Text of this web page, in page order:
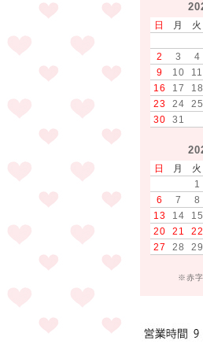
日 月 火
2
3 4
9
10 11
16
17 18
23
24 25
30
31
日 月 火
1
6
7 8
13
14 15
20
21 22
27
28 29
※赤